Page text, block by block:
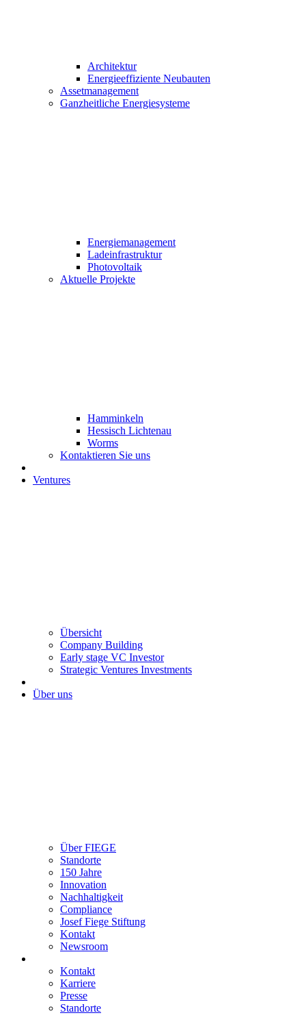
Architektur
Energieeffiziente Neubauten
Assetmanagement
Ganzheitliche Energiesysteme
Energiemanagement
Ladeinfrastruktur
Photovoltaik
Aktuelle Projekte
Hamminkeln
Hessisch Lichtenau
Worms
Kontaktieren Sie uns
Ventures
Übersicht
Company Building
Early stage VC Investor
Strategic Ventures Investments
Über uns
Über FIEGE
Standorte
150 Jahre
Innovation
Nachhaltigkeit
Compliance
Josef Fiege Stiftung
Kontakt
Newsroom
Secondary
Navigation
Kontakt
Karriere
Presse
Standorte